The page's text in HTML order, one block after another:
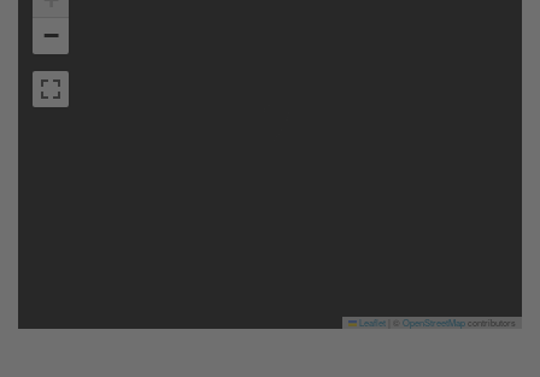
−
Leaflet OpenStreetMapcontributors